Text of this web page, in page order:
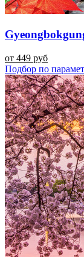
от 449 руб
Подбор по